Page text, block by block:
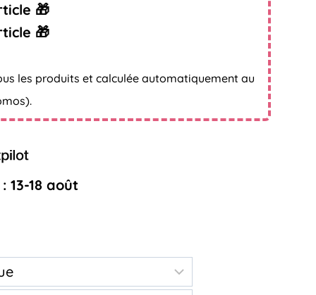
🎁
🎁
les produits et calculée automatiquement au
13-18 août